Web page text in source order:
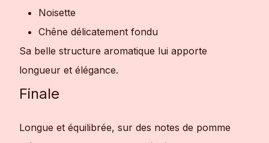
Noisette
Chêne délicatement fondu
Sa belle structure aromatique lui apporte
longueur et élégance.
Finale
Longue et équilibrée, sur des notes de pomme